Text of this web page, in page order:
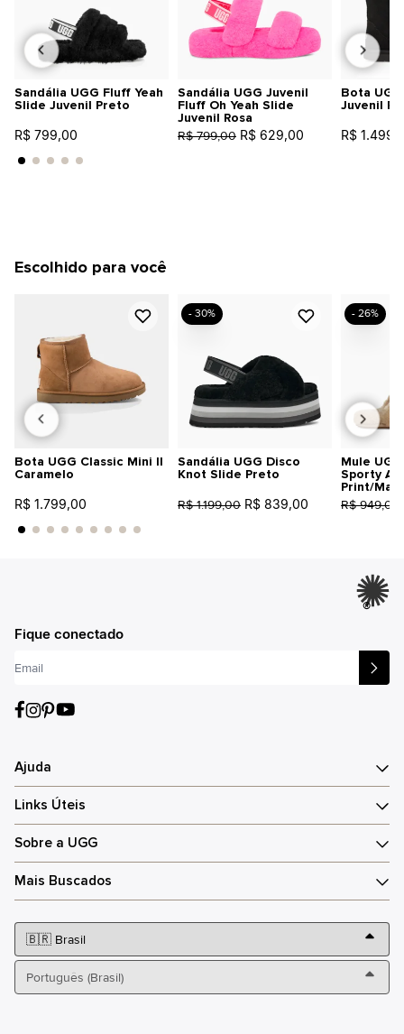
Sandália UGG Fluff Yeah
Slide Juvenil Preto
R$ 799,00
Sandália UGG Juvenil
Fluff Oh Yeah Slide
Juvenil Rosa
R$ 799,00 R$ 629,00
Bota
Juvenil
R$
Escolhido para você
Bota UGG Classic Mini II
Caramelo
R$ 1.799,00
Sandália UGG Disco
Knot Slide Preto
R$ 1.199,00 R$ 839,00
- 30%
Mule
Sporty
Print/
R$ 949,00
- 26%
®
Fique conectado
Ajuda
Links Úteis
Sobre a UGG
Mais Buscados